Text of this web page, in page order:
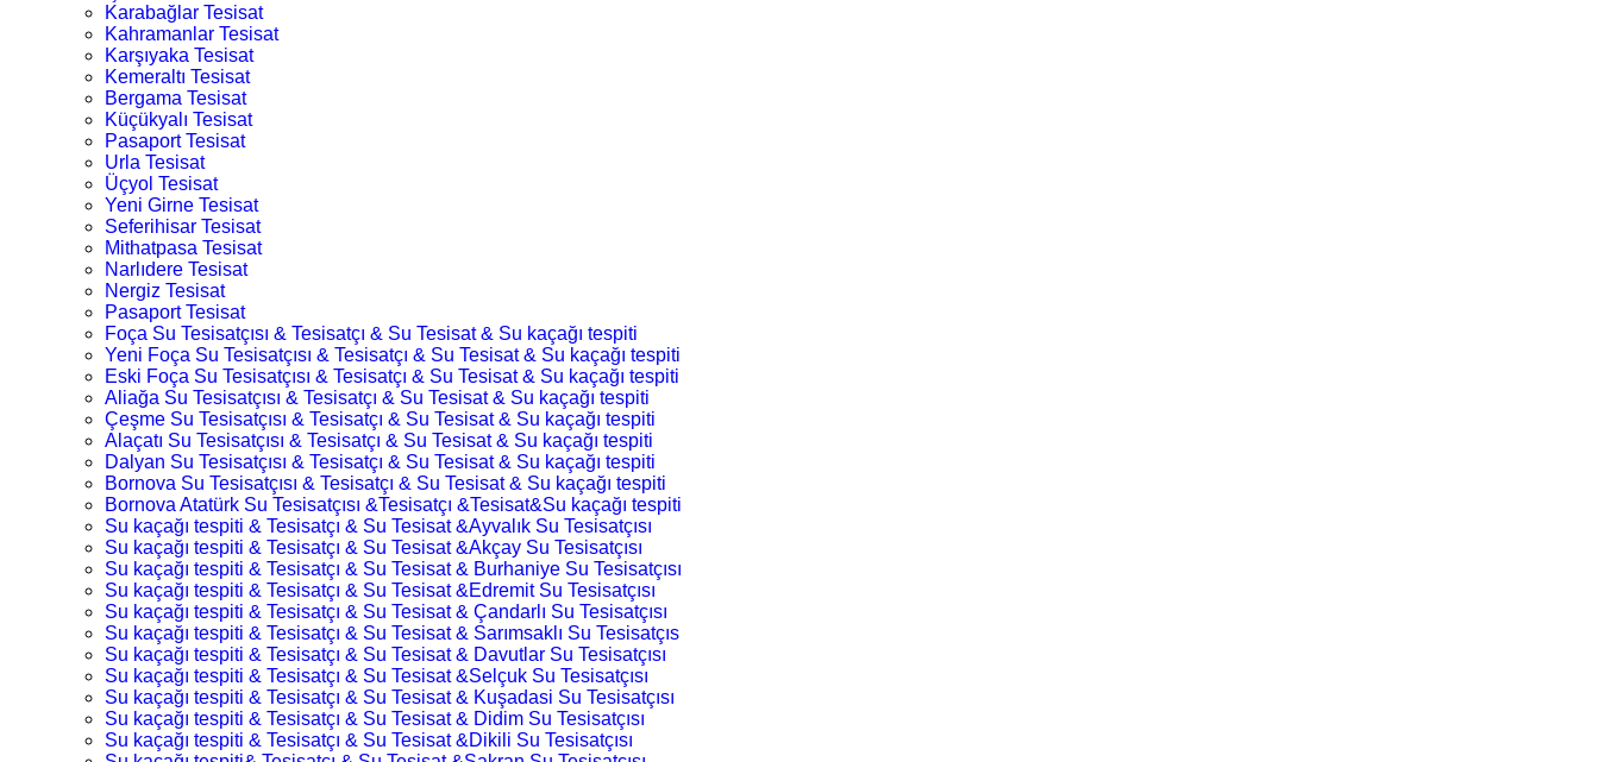
Karabağlar Tesisat
Kahramanlar Tesisat
Karşıyaka Tesisat
Kemeraltı Tesisat
Bergama Tesisat
Küçükyalı Tesisat
Pasaport Tesisat
Urla Tesisat
Üçyol Tesisat
Yeni Girne Tesisat
Seferihisar Tesisat
Mithatpasa Tesisat
Narlıdere Tesisat
Nergiz Tesisat
Pasaport Tesisat
Foça Su Tesisatçısı & Tesisatçı & Su Tesisat & Su kaçağı tespiti
Yeni Foça Su Tesisatçısı & Tesisatçı & Su Tesisat & Su kaçağı tespiti
Eski Foça Su Tesisatçısı & Tesisatçı & Su Tesisat & Su kaçağı tespiti
Aliağa Su Tesisatçısı & Tesisatçı & Su Tesisat & Su kaçağı tespiti
Çeşme Su Tesisatçısı & Tesisatçı & Su Tesisat & Su kaçağı tespiti
Alaçatı Su Tesisatçısı & Tesisatçı & Su Tesisat & Su kaçağı tespiti
Dalyan Su Tesisatçısı & Tesisatçı & Su Tesisat & Su kaçağı tespiti
Bornova Su Tesisatçısı & Tesisatçı & Su Tesisat & Su kaçağı tespiti
Bornova Atatürk Su Tesisatçısı &Tesisatçı &Tesisat&Su kaçağı tespiti
Su kaçağı tespiti & Tesisatçı & Su Tesisat &Ayvalık Su Tesisatçısı
Su kaçağı tespiti & Tesisatçı & Su Tesisat &Akçay Su Tesisatçısı
Su kaçağı tespiti & Tesisatçı & Su Tesisat & Burhaniye Su Tesisatçısı
Su kaçağı tespiti & Tesisatçı & Su Tesisat &Edremit Su Tesisatçısı
Su kaçağı tespiti & Tesisatçı & Su Tesisat & Çandarlı Su Tesisatçısı
Su kaçağı tespiti & Tesisatçı & Su Tesisat & Sarımsaklı Su Tesisatçıs
Su kaçağı tespiti & Tesisatçı & Su Tesisat & Davutlar Su Tesisatçısı
Su kaçağı tespiti & Tesisatçı & Su Tesisat &Selçuk Su Tesisatçısı
Su kaçağı tespiti & Tesisatçı & Su Tesisat & Kuşadasi Su Tesisatçısı
Su kaçağı tespiti & Tesisatçı & Su Tesisat & Didim Su Tesisatçısı
Su kaçağı tespiti & Tesisatçı & Su Tesisat &Dikili Su Tesisatçısı